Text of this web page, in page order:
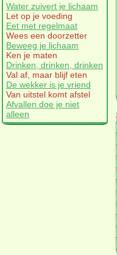
Water zuivert je lichaam
Let op je voeding
Eet met regelmaat
Wees een doorzetter
Beweeg je lichaam
Ken je maten
Drinken, drinken, drinken
Val af, maar blijf eten
De wekker is je vriend
Van uitstel komt afstel
Afvallen doe je niet
alleen